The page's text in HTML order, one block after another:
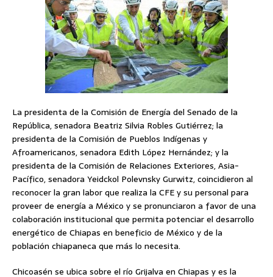
La presidenta de la Comisión de Energía del Senado de la
República, senadora Beatriz Silvia Robles Gutiérrez; la
presidenta de la Comisión de Pueblos Indígenas y
Afroamericanos, senadora Edith López Hernández; y la
presidenta de la Comisión de Relaciones Exteriores, Asia-
Pacífico, senadora Yeidckol Polevnsky Gurwitz, coincidieron al
reconocer la gran labor que realiza la CFE y su personal para
proveer de energía a México y se pronunciaron a favor de una
colaboración institucional que permita potenciar el desarrollo
energético de Chiapas en beneficio de México y de la
población chiapaneca que más lo necesita.
Chicoasén se ubica sobre el río Grijalva en Chiapas y es la